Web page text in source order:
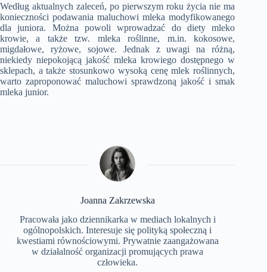
Według aktualnych zaleceń, po pierwszym roku życia nie ma
konieczności podawania maluchowi mleka modyfikowanego
dla juniora. Można powoli wprowadzać do diety mleko
krowie, a także tzw. mleka roślinne, m.in. kokosowe,
migdałowe, ryżowe, sojowe. Jednak z uwagi na różną,
niekiedy niepokojącą jakość mleka krowiego dostępnego w
sklepach, a także stosunkowo wysoką cenę mlek roślinnych,
warto zaproponować maluchowi sprawdzoną jakość i smak
mleka junior.
Joanna Zakrzewska
Pracowała jako dziennikarka w mediach lokalnych i
ogólnopolskich. Interesuje się polityką społeczną i
kwestiami równościowymi. Prywatnie zaangażowana
w działalność organizacji promujących prawa
człowieka.